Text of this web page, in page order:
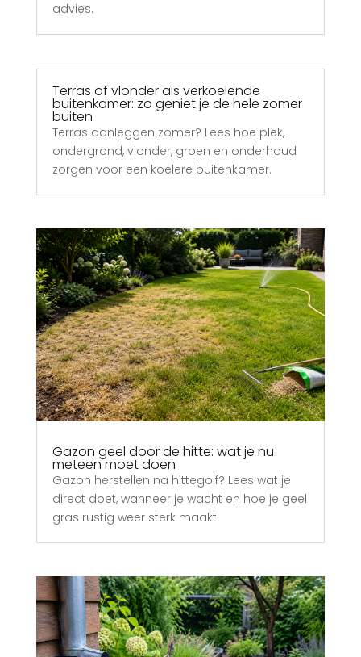
advies.
Terras of vlonder als verkoelende
buitenkamer: zo geniet je de hele zomer
buiten
Terras aanleggen zomer? Lees hoe plek,
ondergrond, vlonder, groen en onderhoud
zorgen voor een koelere buitenkamer.
Gazon geel door de hitte: wat je nu
meteen moet doen
Gazon herstellen na hittegolf? Lees wat je
direct doet, wanneer je wacht en hoe je geel
gras rustig weer sterk maakt.